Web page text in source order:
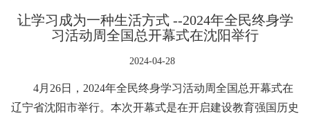
让学习成为一种生活方式 --2024年全民终身学
习活动周全国总开幕式在沈阳举行
2024-04-28
4月26日，2024年全民终身学习活动周全国总开幕式在
辽宁省沈阳市举行。本次开幕式是在开启建设教育强国历史